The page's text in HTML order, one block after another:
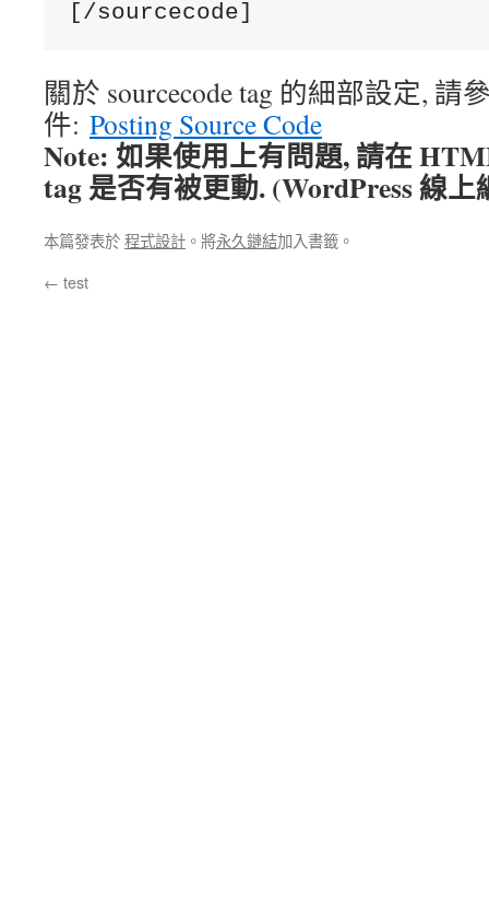
關於 sourcecode tag 的細部設定, 請
件: Posting Source Code
Note: 如果使用上有問題, 請在
tag 是否有被更動. (WordPress 線
本篇發表於程式設計 。將永久鏈結加入書籤。
← test